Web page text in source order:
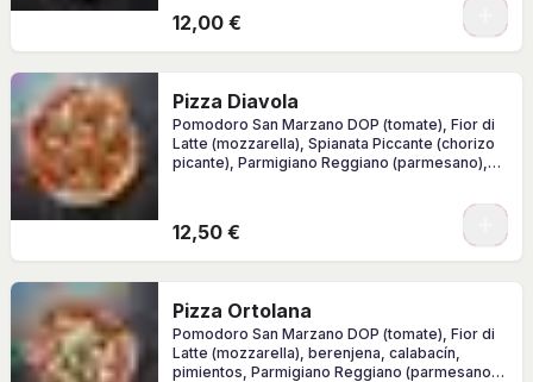
12,00 €
Pizza Diavola
Pomodoro San Marzano DOP (tomate), Fior di
Latte (mozzarella), Spianata Piccante (chorizo
picante), Parmigiano Reggiano (parmesano),
12,50 €
Pizza Ortolana
Pomodoro San Marzano DOP (tomate), Fior di
Latte (mozzarella), berenjena, calabacín,
pimientos, Parmigiano Reggiano (parmesano),